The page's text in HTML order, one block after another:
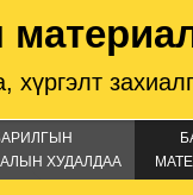
ХУДАЛДАА